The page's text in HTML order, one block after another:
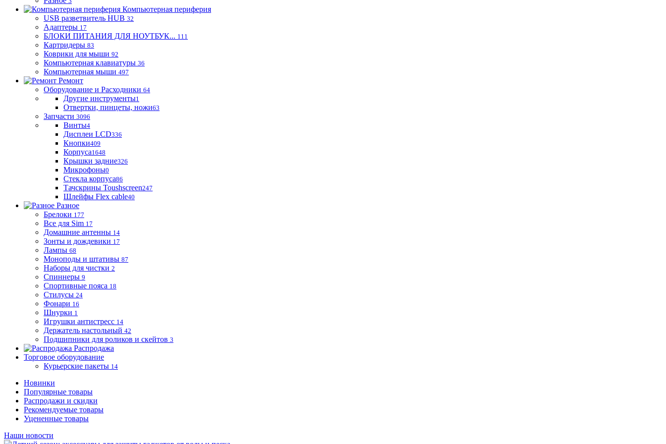
Компьютерная периферия
USB разветвитель HUB 32
Адаптеры 17
БЛОКИ ПИТАНИЯ ДЛЯ НОУТБУК... 111
Картридеры 83
Коврики для мыши 92
Компьютерная клавиатуры 36
Компьютерная мыши 497
Ремонт
Оборудование и Расходники 64
Другие инструменты1
Отвертки, пинцеты, ножи63
Запчасти 3096
Винты4
Дисплеи LCD336
Кнопки409
Корпуса1648
Крышки задние326
Микрофоны0
Стекла корпуса86
Тачскрины Toushscreen247
Шлейфы Flex cable40
Разное
Брелоки 177
Все для Sim 17
Домашние антенны 14
Зонты и дождевики 17
Лампы 68
Моноподы и штативы 87
Наборы для чистки 2
Спиннеры 9
Спортивные пояса 18
Стилусы 24
Фонари 16
Шнурки 1
Игрушки антистресс 14
Держатель настольный 42
Подшипники для роликов и скейтов 3
Распродажа
Торговое оборудование
Курьерские пакеты 14
Новинки
Популярные товары
Распродажи и скидки
Рекомендуемые товары
Уцененные товары
Наши новости